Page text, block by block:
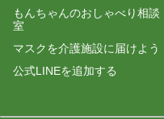
もんちゃんのおしゃべり相談
室
マスクを介護施設に届けよう
公式LINEを追加する